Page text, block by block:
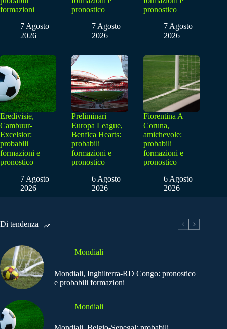
formazioni
7 Agosto
2026
pronostico
7 Agosto
2026
pronostico
7 Agosto
2026
Eredivisie,
Cambuur-
Excelsior:
probabili
formazioni e
pronostico
7 Agosto
2026
Preliminari
Europa League,
Benfica Hearts:
probabili
formazioni e
pronostico
6 Agosto
2026
Fiorentina A
Coruna,
amichevole:
probabili
formazioni e
pronostico
6 Agosto
2026
Di tendenza
Mondiali
Mondiali, Inghilterra-RD Congo: pronostico
e probabili formazioni
Mondiali